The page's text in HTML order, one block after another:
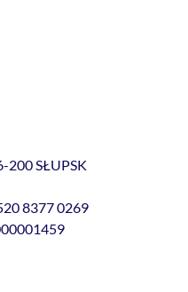
200 SŁUPSK
8377 0269